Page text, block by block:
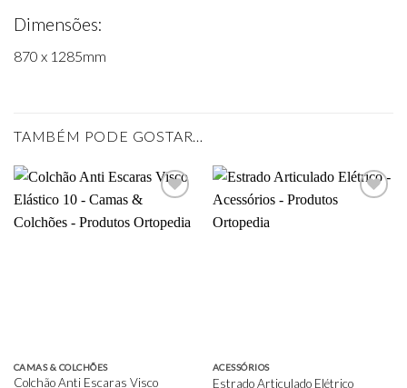
Dimensões:
870 x 1285mm
TAMBÉM PODE GOSTAR…
CAMAS & COLCHÕES
Colchão Anti Escaras Visco
ACESSÓRIOS
Estrado Articulado Elétrico